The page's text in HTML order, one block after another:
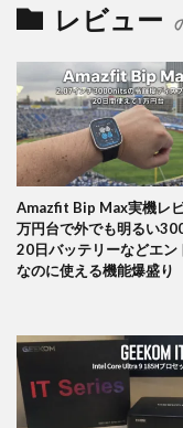
レビュー
Amazfit Bip Max実機レ
万円台で外でも明るい
20日バッテリーなどエン
なのに使える機能爆盛り